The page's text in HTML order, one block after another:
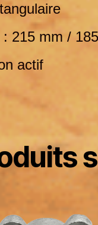
: 215 mm /
actif